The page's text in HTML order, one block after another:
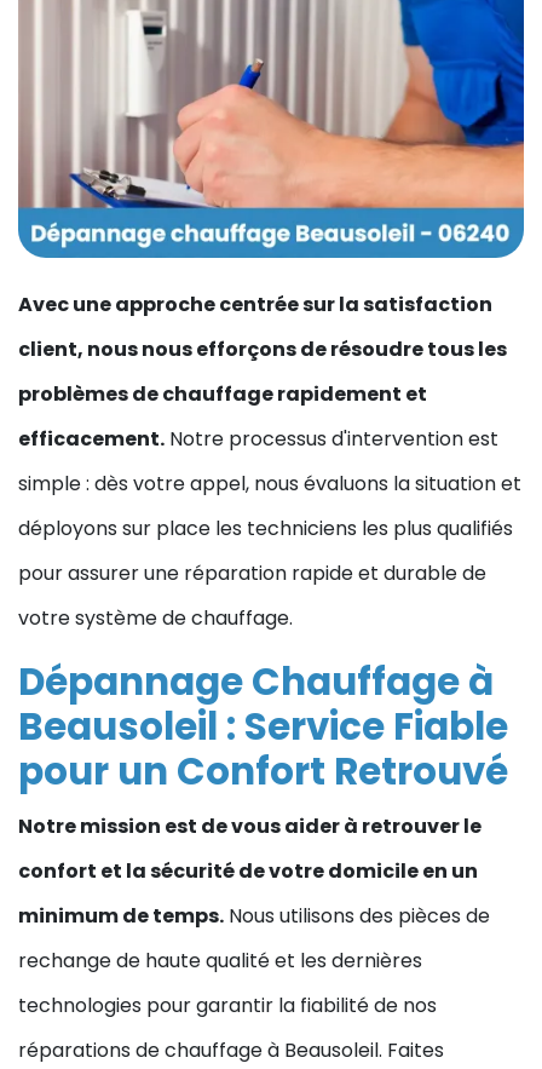
Avec une approche centrée sur la satisfaction
client, nous nous efforçons de résoudre tous les
problèmes de chauffage rapidement et
efficacement. Notre processus d'intervention est
simple : dès votre appel, nous évaluons la situation et
déployons sur place les techniciens les plus qualifiés
pour assurer une réparation rapide et durable de
votre système de chauffage.
Dépannage Chauffage à
Beausoleil : Service Fiable
pour un Confort Retrouvé
Notre mission est de vous aider à retrouver le
confort et la sécurité de votre domicile en un
minimum de temps. Nous utilisons des pièces de
rechange de haute qualité et les dernières
technologies pour garantir la fiabilité de nos
réparations de chauffage à Beausoleil. Faites